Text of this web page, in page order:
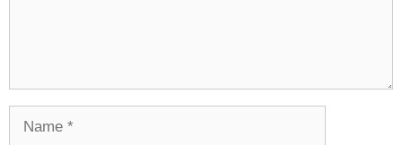
Name